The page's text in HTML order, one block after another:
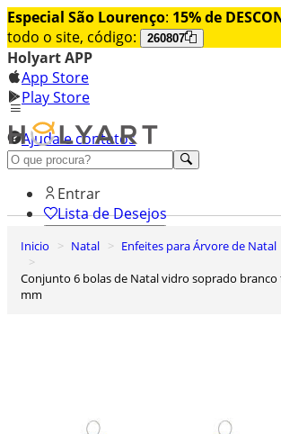
Especial São Lourenço: 15% de
todo o site, código:
260807
Holyart APP
App Store
Play Store
Ajuda e contatos
Conheça premium
Entrar
Lista de Desejos
Inicio Natal Enfeites para Árvore de Natal
Conjunto 6 bolas de Natal vidro soprado branco fosco padrão floral 80
mm